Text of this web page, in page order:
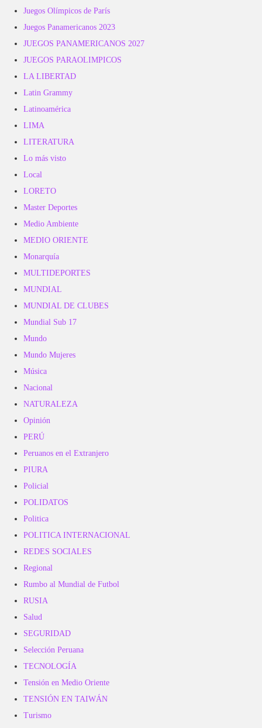
Juegos Olímpicos de París
Juegos Panamericanos 2023
JUEGOS PANAMERICANOS 2027
JUEGOS PARAOLIMPICOS
LA LIBERTAD
Latin Grammy
Latinoamérica
LIMA
LITERATURA
Lo más visto
Local
LORETO
Master Deportes
Medio Ambiente
MEDIO ORIENTE
Monarquía
MULTIDEPORTES
MUNDIAL
MUNDIAL DE CLUBES
Mundial Sub 17
Mundo
Mundo Mujeres
Música
Nacional
NATURALEZA
Opinión
PERÚ
Peruanos en el Extranjero
PIURA
Policial
POLIDATOS
Politica
POLITICA INTERNACIONAL
REDES SOCIALES
Regional
Rumbo al Mundial de Futbol
RUSIA
Salud
SEGURIDAD
Selección Peruana
TECNOLOGÍA
Tensión en Medio Oriente
TENSIÓN EN TAIWÁN
Turismo